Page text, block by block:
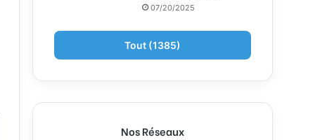
07/20/2025
Tout (1385)
Nos Réseaux